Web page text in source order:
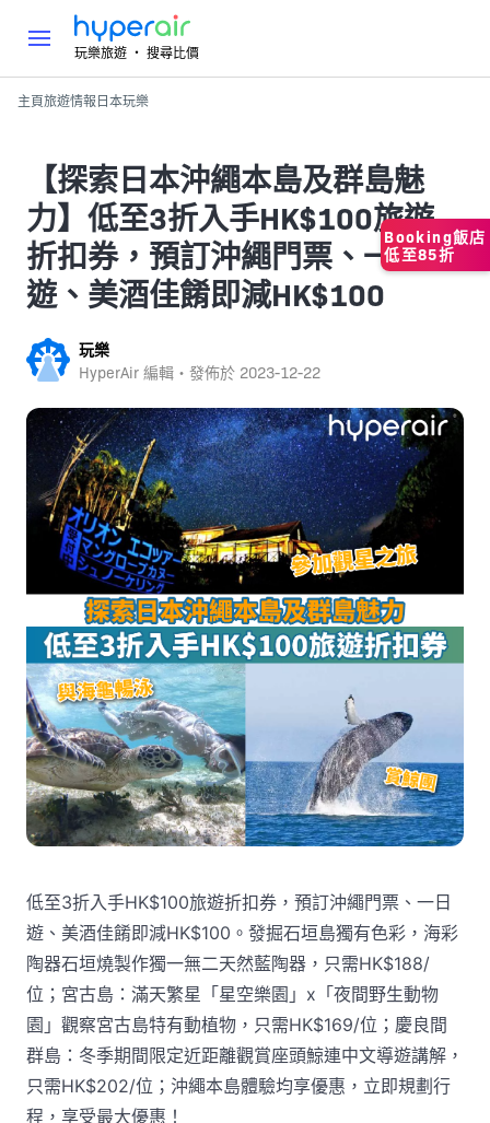
玩樂旅遊 ‧ 搜尋比價
主頁旅遊情報日本玩樂
【探索日本沖繩本島及群島魅
力】低至3折入手HK$100旅遊
折扣券，預訂沖繩門票、一日
遊、美酒佳餚即減HK$100
玩樂
HyperAir 編輯・發佈於 2023-12-22
低至3折入手HK$100旅遊折扣券，預訂沖繩門票、一日
遊、美酒佳餚即減HK$100。發掘石垣島獨有色彩，海彩
陶器石垣燒製作獨一無二天然藍陶器，只需HK$188/
位；宮古島：滿天繁星「星空樂園」x「夜間野生動物
園」觀察宮古島特有動植物，只需HK$169/位；慶良間
群島：冬季期間限定近距離觀賞座頭鯨連中文導遊講解，
只需HK$202/位；沖繩本島體驗均享優惠，立即規劃行
程，享受最大優惠！
Booking飯店
低至85折